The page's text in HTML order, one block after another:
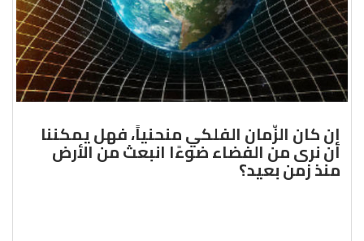
إن كان الزّمان الفلكي منحنياً، فهل يمكننا
أن نرى من الفضاء ضوءًا انبعث من الأرض
منذ زمن بعيد؟